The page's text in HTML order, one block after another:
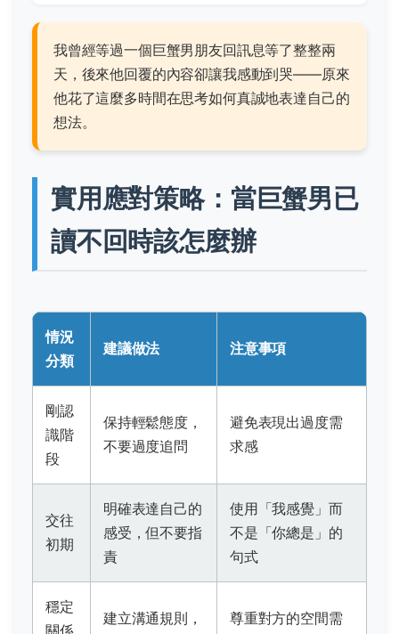
我曾經等過一個巨蟹男朋友回訊息等了整整兩
天，後來他回覆的內容卻讓我感動到哭——原來
他花了這麼多時間在思考如何真誠地表達自己的
想法。
實用應對策略：當巨蟹男已
讀不回時該怎麼辦
情況
分類
建議做法 注意事項
剛認
識階
段
保持輕鬆態度，
不要過度追問
避免表現出過度需
求感
交往
初期
明確表達自己的
感受，但不要指
責
使用「我感覺」而
不是「你總是」的
句式
穩定
建立溝通規則，
尊重對方的空間需